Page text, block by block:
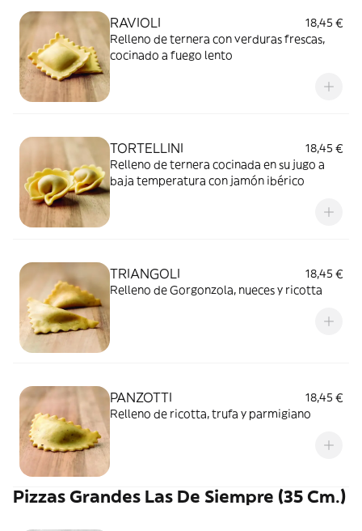
RAVIOLI
18,45 €
Relleno de ternera con verduras frescas,
cocinado a fuego lento
TORTELLINI
18,45 €
Relleno de ternera cocinada en su jugo a
baja temperatura con jamón ibérico
TRIANGOLI
18,45 €
Relleno de Gorgonzola, nueces y ricotta
PANZOTTI
18,45 €
Relleno de ricotta, trufa y parmigiano
Pizzas Grandes Las De Siempre (35 Cm.)